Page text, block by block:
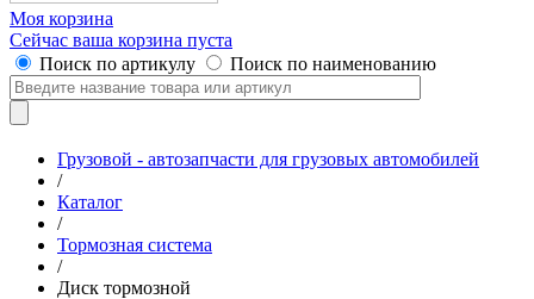
Моя корзина
Сейчас ваша корзина пуста
Поиск по артикулу
Поиск по наименованию
Грузовой - автозапчасти для грузовых автомобилей
/
Каталог
/
Тормозная система
/
Диск тормозной